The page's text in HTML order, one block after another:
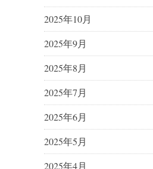
2025年10月
2025年9月
2025年8月
2025年7月
2025年6月
2025年5月
2025年4月